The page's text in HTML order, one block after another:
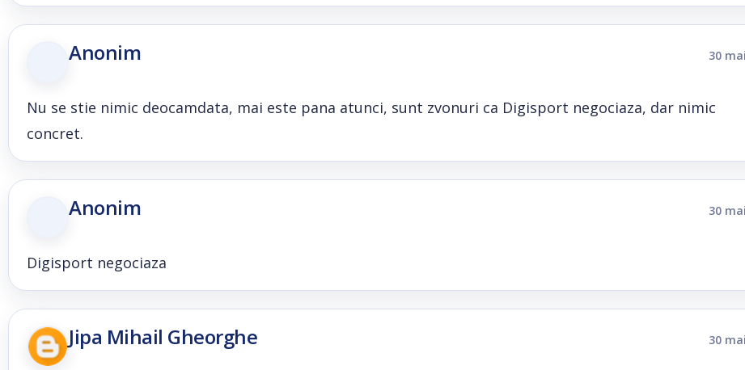
Anonim 30
Nu se stie nimic deocamdata, mai este pana atunci, sunt zvonuri ca Digisport negociaza, dar nimic
concret.
Anonim 30
Digisport negociaza
Jipa Mihail Gheorghe 30